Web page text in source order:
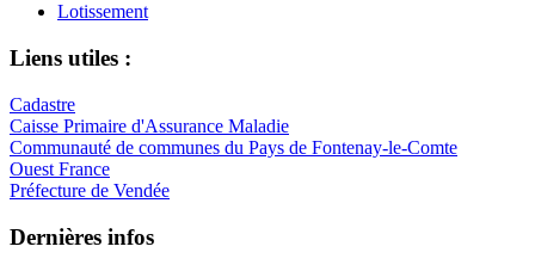
Lotissement
Liens utiles :
Cadastre
Caisse Primaire d'Assurance Maladie
Communauté de communes du Pays de Fontenay-le-Comte
Ouest France
Préfecture de Vendée
Dernières infos